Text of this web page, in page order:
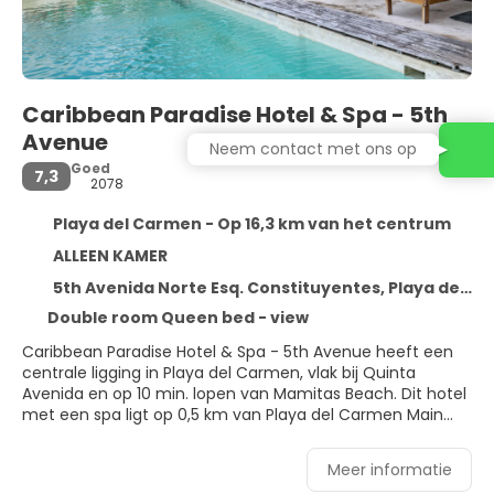
Caribbean Paradise Hotel & Spa - 5th
Avenue
7,3
Goed
2078
Playa del Carmen - Op 16,3 km van het centrum
ALLEEN KAMER
5th Avenida Norte Esq. Constituyentes, Playa del Carmen 77710
Double room Queen bed - view
Caribbean Paradise Hotel & Spa - 5th Avenue heeft een
centrale ligging in Playa del Carmen, vlak bij Quinta
Avenida en op 10 min. lopen van Mamitas Beach. Dit hotel
met een spa ligt op 0,5 km van Playa del Carmen Main
Meer informatie
Neem contact met ons op